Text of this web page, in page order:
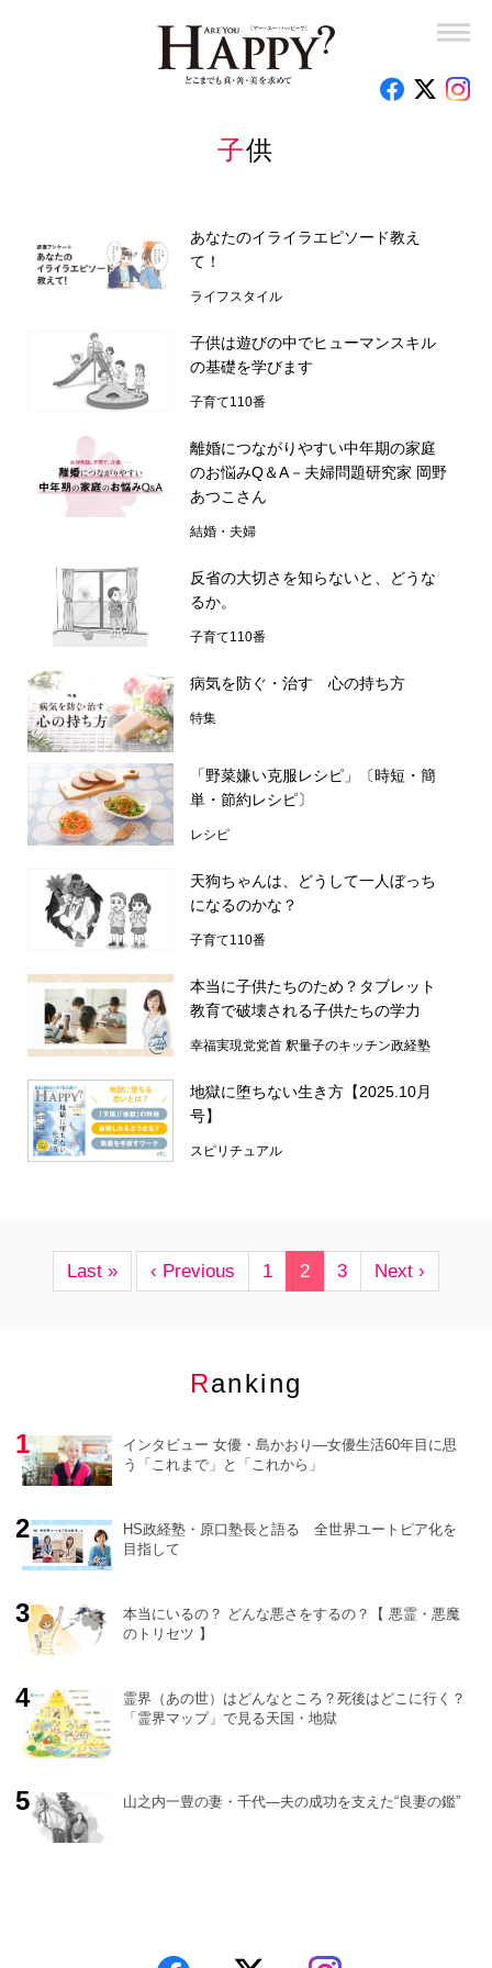
子供
あなたのイライラエピソード教え
て！
ライフスタイル
子供は遊びの中でヒューマンスキル
の基礎を学びます
子育て110番
離婚につながりやすい中年期の家庭
のお悩みQ＆A－夫婦問題研究家 岡野
あつこさん
結婚・夫婦
反省の大切さを知らないと、どうな
るか。
子育て110番
病気を防ぐ・治す 心の持ち方
特集
「野菜嫌い克服レシピ」〔時短・簡
単・節約レシピ〕
レシピ
天狗ちゃんは、どうして一人ぼっち
になるのかな？
子育て110番
本当に子供たちのため？タブレット
教育で破壊される子供たちの学力
幸福実現党党首 釈量子のキッチン政経塾
地獄に堕ちない生き方【2025.10月
号】
スピリチュアル
Last » ‹ Previous 1 2 3 Next ›
Ranking
インタビュー 女優・島かおり―女優生活60年目に思
う「これまで」と「これから」
HS政経塾・原口塾長と語る 全世界ユートピア化を
目指して
本当にいるの？ どんな悪さをするの？【 悪霊・悪魔
のトリセツ 】
霊界（あの世）はどんなところ？死後はどこに行く？
「霊界マップ」で見る天国・地獄
山之内一豊の妻・千代―夫の成功を支えた“良妻の鑑”